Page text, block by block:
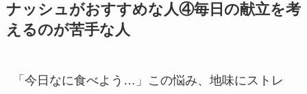
ナッシュがおすすめな人④毎日の献立を考
えるのが苦手な人
「今日なに食べよう…」この悩み、地味にストレ